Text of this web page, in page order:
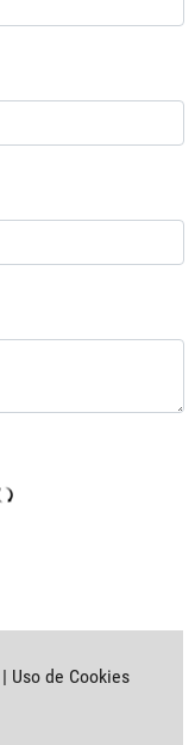
| Uso de Cookies